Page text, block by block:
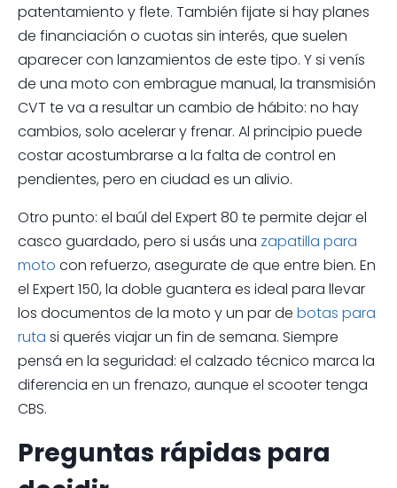
patentamiento y flete. También fijate si hay planes
de financiación o cuotas sin interés, que suelen
aparecer con lanzamientos de este tipo. Y si venís
de una moto con embrague manual, la transmisión
CVT te va a resultar un cambio de hábito: no hay
cambios, solo acelerar y frenar. Al principio puede
costar acostumbrarse a la falta de control en
pendientes, pero en ciudad es un alivio.
Otro punto: el baúl del Expert 80 te permite dejar el
casco guardado, pero si usás una zapatilla para
moto con refuerzo, asegurate de que entre bien. En
el Expert 150, la doble guantera es ideal para llevar
los documentos de la moto y un par de botas para
ruta si querés viajar un fin de semana. Siempre
pensá en la seguridad: el calzado técnico marca la
diferencia en un frenazo, aunque el scooter tenga
CBS.
Preguntas rápidas para